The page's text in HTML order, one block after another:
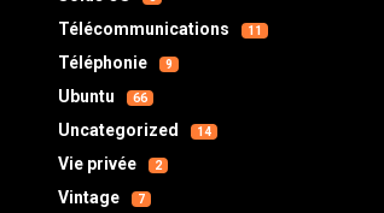
Télécommunications 11
Téléphonie 9
Ubuntu 66
Uncategorized 14
Vie privée 2
Vintage 7